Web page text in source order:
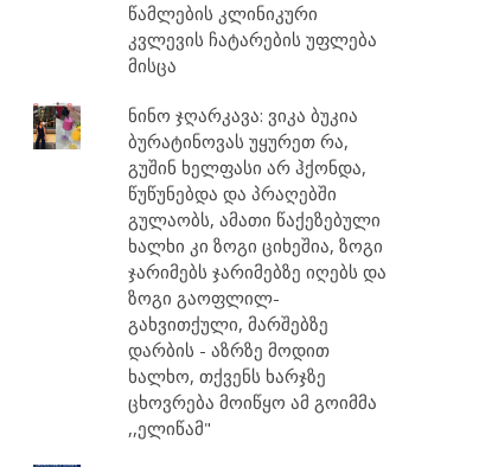
წამლების კლინიკური
კვლევის ჩატარების უფლება
მისცა
ნინო ჯღარკავა: ვიკა ბუკია
ბურატინოვას უყურეთ რა,
გუშინ ხელფასი არ ჰქონდა,
წუწუნებდა და პრაღებში
გულაობს, ამათი წაქეზებული
ხალხი კი ზოგი ციხეშია, ზოგი
ჯარიმებს ჯარიმებზე იღებს და
ზოგი გაოფლილ-
გახვითქული, მარშებზე
დარბის - აზრზე მოდით
ხალხო, თქვენს ხარჯზე
ცხოვრება მოიწყო ამ გოიმმა
,,ელიწამ"